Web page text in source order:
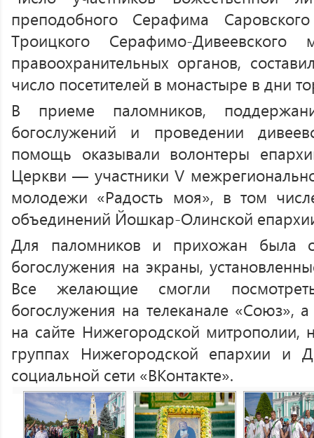
преподобного Серафима
Троицкого Серафимо-
правоохранительных органов,
число посетителей в монастыре в дни
В приеме паломников,
богослужений и проведении
помощь оказывали волонтеры
Церкви — участники V
молодежи «Радость моя», в том
объединений Йошкар-Олинской
Для паломников и прихожан была
богослужения на экраны,
Все желающие смогли
богослужения на телеканале «Союз»,
на сайте Нижегородской
группах Нижегородской епархии и
социальной сети «ВКонтакте».